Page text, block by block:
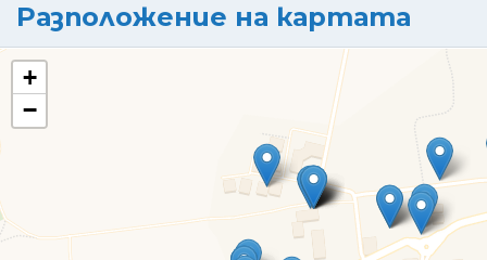
Разположение на картата
+
−